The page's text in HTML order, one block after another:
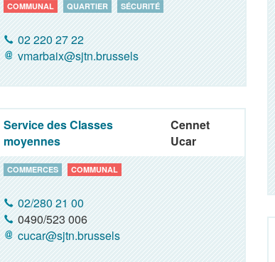
COMMUNAL QUARTIER SÉCURITÉ
02 220 27 22
vmarbaix@sjtn.brussels
Service des Classes
moyennes
Cennet
Ucar
COMMERCES COMMUNAL
02/280 21 00
0490/523 006
cucar@sjtn.brussels